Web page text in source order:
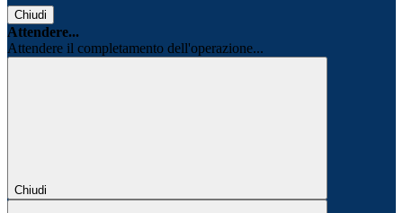
Chiudi
Attendere...
Attendere il completamento dell'operazione...
Chiudi